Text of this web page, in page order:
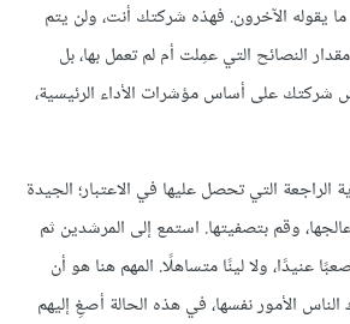
يقوله الآخرون. فهذه شركتك أنت، ولن يتم
النصائح التي عمِلت أم لم تعمل بها، بل
على أساس مؤشرات الأداء الرئيسية،
الراجعة التي تحصل عليها في الاعتبار؛ الجيدة
وقم بتصفيتها. استمع إلى المرشدين ثم
عنيدًا، ولا لينًا متساهلًا. المهم هنا هو أن
الأمور نفسها، في هذه الحالة أصغِ إليهم